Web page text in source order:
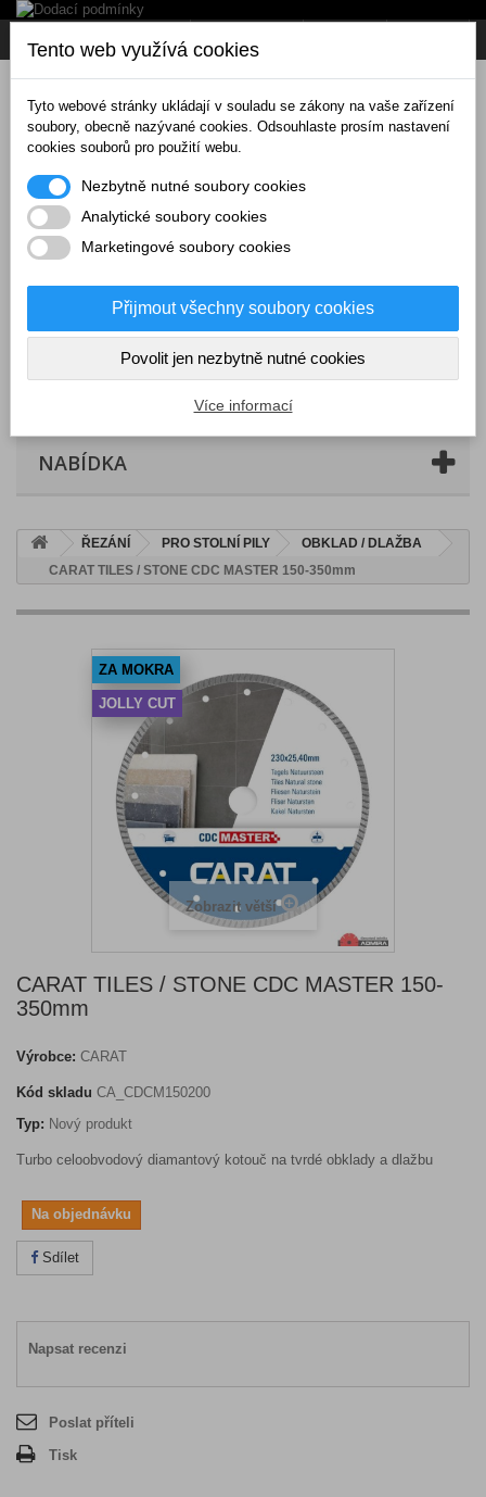
Košík (prázdný)
NABÍDKA
ŘEZÁNÍ PRO STOLNÍ PILY
OBKLAD / DLAŽBA
CARAT TILES / STONE CDC MASTER 150-350mm
ZA MOKRA
JOLLY CUT
Zobrazit větší
CARAT TILES / STONE CDC MASTER 150-
350mm
Výrobce: CARAT
Kód skladu CA_CDCM150200
Typ: Nový produkt
Turbo celoobvodový diamantový kotouč na tvrdé obklady a dlažbu
Na objednávku
Sdílet
Napsat recenzi
Poslat příteli
Tisk
Tento web využívá cookies
Tyto webové stránky ukládají v souladu se zákony na vaše zařízení
soubory, obecně nazývané cookies. Odsouhlaste prosím nastavení
cookies souborů pro použití webu.
Nezbytně nutné soubory cookies
Analytické soubory cookies
Marketingové soubory cookies
Přijmout všechny soubory cookies
Povolit jen nezbytně nutné cookies
Více informací